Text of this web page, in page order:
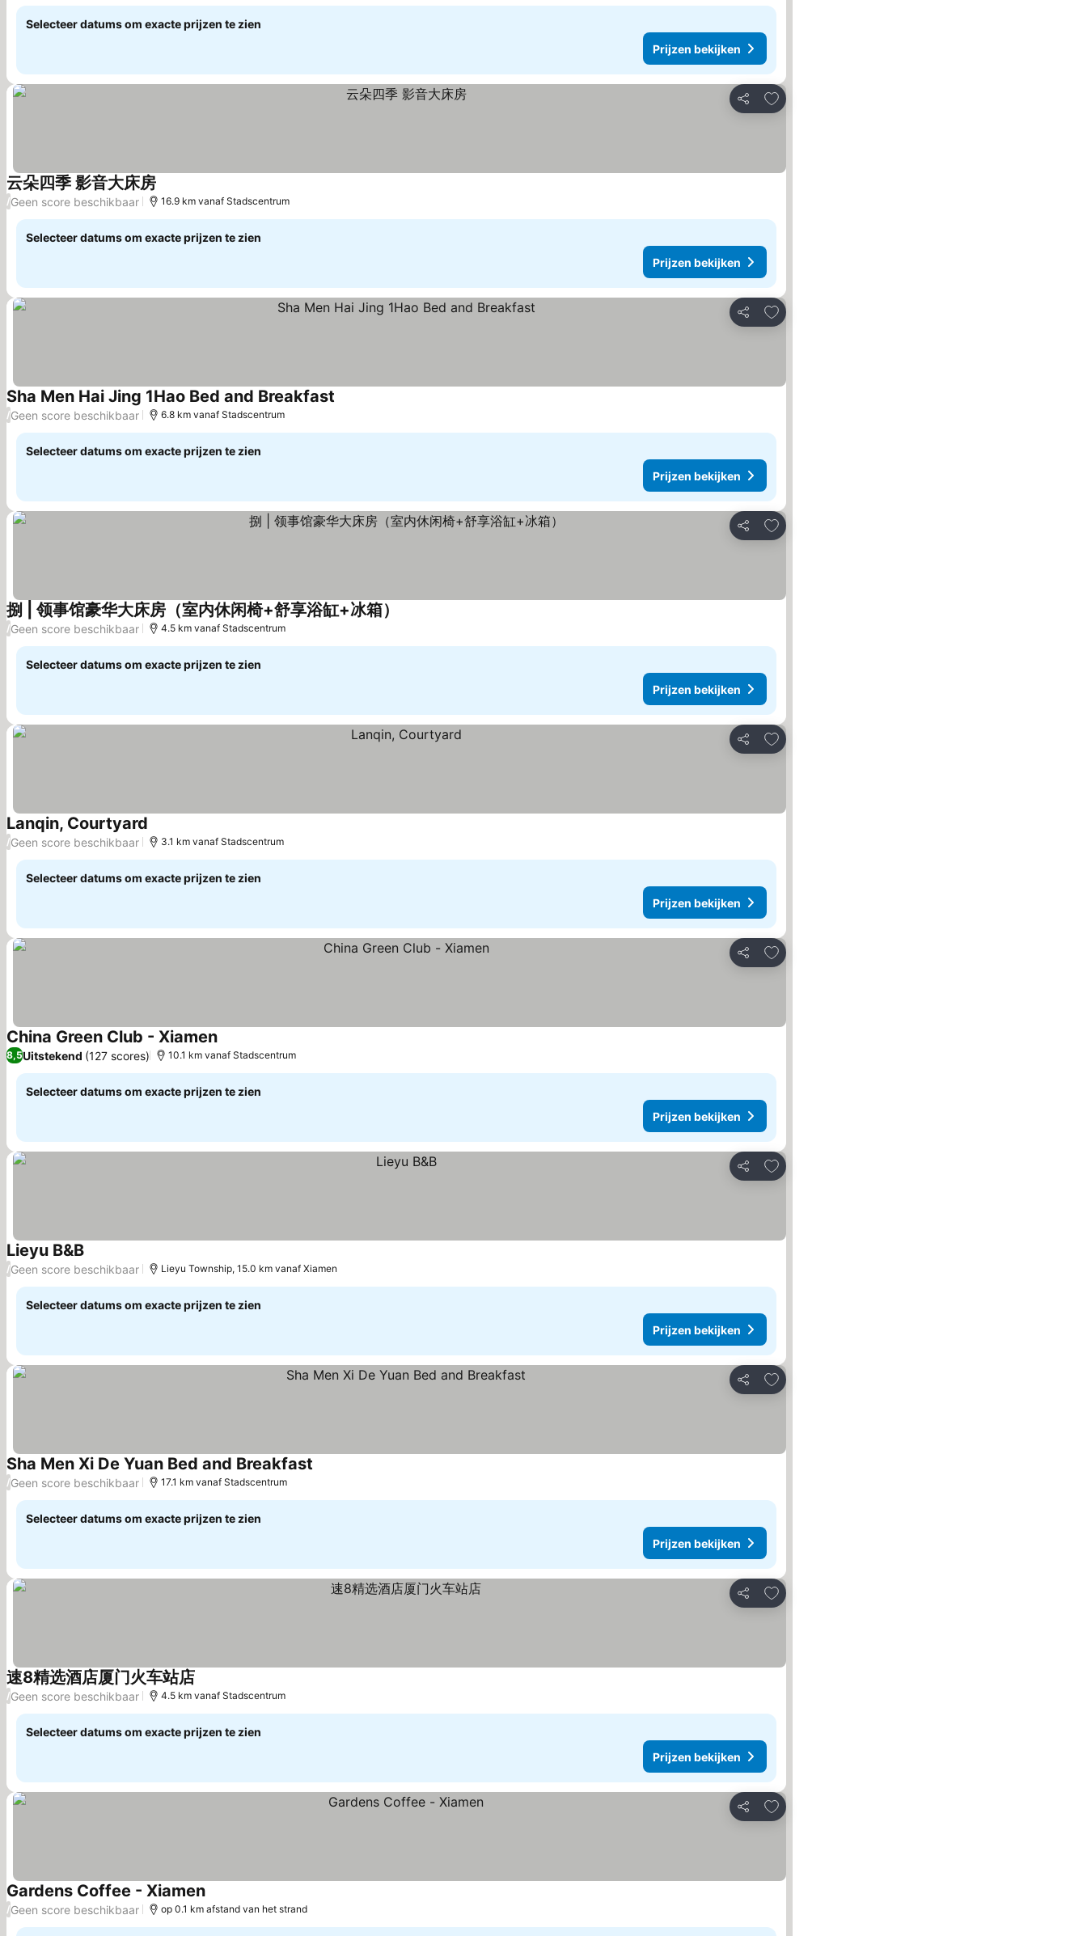
Selecteer datums om exacte prijzen te zien
Prijzen bekijken
Delen
Toevoegen aan favorieten
云朵四季 影音大床房Prijzen bekijken
/Geen score beschikbaar 16.9 km vanaf Stadscentrum
Selecteer datums om exacte prijzen te zien
Prijzen bekijken
Delen
Toevoegen aan favorieten
Sha Men Hai Jing 1Hao Bed and Breakfast
/Geen score beschikbaar 6.8 km vanaf Stadscentrum
Selecteer datums om exacte prijzen te zien
Prijzen bekijken
Delen
Toevoegen aan favorieten
捌 | 领事馆豪华大床房（室内休闲椅+舒享浴缸+冰箱）
/Geen score beschikbaar 4.5 km vanaf Stadscentrum
Selecteer datums om exacte prijzen te zien
Prijzen bekijken
Delen
Toevoegen aan favorieten
Lanqin, Courtyard Prijzen bekijken
/Geen score beschikbaar 3.1 km vanaf Stadscentrum
Selecteer datums om exacte prijzen te zien
Prijzen bekijken
Delen
Toevoegen aan favorieten
China Green Club - XiamenPrijzen bekijken
8,5Uitstekend (127 scores) 10.1 km vanaf Stadscentrum
Selecteer datums om exacte prijzen te zien
Prijzen bekijken
Delen
Toevoegen aan favorieten
Lieyu B&BPrijzen bekijken
/Geen score beschikbaar Lieyu Township, 15.0 km vanaf Xiamen
Selecteer datums om exacte prijzen te zien
Prijzen bekijken
Delen
Toevoegen aan favorieten
Sha Men Xi De Yuan Bed and Breakfast
/Geen score beschikbaar 17.1 km vanaf Stadscentrum
Selecteer datums om exacte prijzen te zien
Prijzen bekijken
Delen
Toevoegen aan favorieten
速8精选酒店厦门火车站店
/Geen score beschikbaar 4.5 km vanaf Stadscentrum
Selecteer datums om exacte prijzen te zien
Prijzen bekijken
Delen
Toevoegen aan favorieten
Gardens Coffee - XiamenPrijzen bekijken
/Geen score beschikbaar op 0.1 km afstand van het strand